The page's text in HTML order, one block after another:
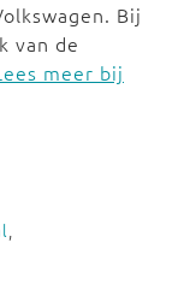
Bij
van de
meer bij
,